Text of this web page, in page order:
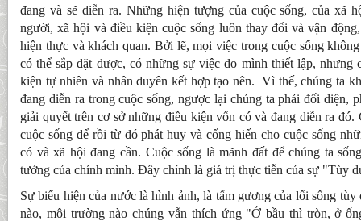
đang và sẽ diễn ra. Những hiện tượng của cuộc sống, của xã
người, xã hội và điều kiện cuộc sống luôn thay đổi và vận
hiện thực và khách quan. Bởi lẽ, mọi việc trong cuộc sống
có thể sắp đặt được, có những sự việc do mình thiết lập, nhưng
kiện tự nhiên và nhân duyên kết hợp tạo nên. Vì thế, chúng ta
đang diễn ra trong cuộc sống, ngược lại chúng ta phải đối diện,
giải quyết trên cơ sở những điều kiện vốn có và đang diễn ra
cuộc sống để rồi từ đó phát huy và cống hiến cho cuộc sống
có và xã hội đang cần. Cuộc sống là mãnh đất để chúng ta
tưởng của chính mình. Đây chính là giá trị thực tiễn của sự "Tùy
Sự biểu hiện của nước là hình ảnh, là tấm gương của lối sống
nào, môi trường nào chúng vẫn thích ứng "Ở bầu thì tròn, ở